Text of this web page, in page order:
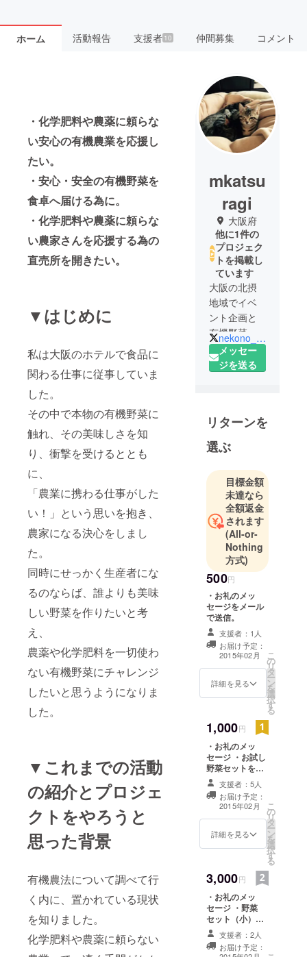
ホーム 活動報告 支援者 10 仲間募集 コメント
・化学肥料や農薬に頼らな
い安心の有機農業を応援し
たい。
・安心・安全の有機野菜を
食卓へ届ける為に。
・化学肥料や農薬に頼らな
い農家さんを応援する為の
直売所を開きたい。
▼はじめに
私は大阪のホテルで食品に
関わる仕事に従事していま
した。
その中で本物の有機野菜に
触れ、その美味しさを知
り、衝撃を受けるととも
に、
「農業に携わる仕事がした
い！」という思いを抱き、
農家になる決心をしまし
た。
同時にせっかく生産者にな
るのならば、誰よりも美味
しい野菜を作りたいと考
え、
農薬や化学肥料を一切使わ
ない有機野菜にチャレンジ
したいと思うようになりま
した。
▼これまでの活動
の紹介とプロジェ
クトをやろうと
思った背景
有機農法について調べて行
く内に、置かれている現状
を知りました。
化学肥料や農薬に頼らない
mkatsu
ragi
大阪府
他に1件の
プロジェク
トを掲載し
ています
大阪の北摂
地域でイベ
ント企画と
有機野菜の
流通販売を
行っていま
地域猫運動
を推進する
「ねこがい
る日常」と
いうボラン
ティア団体
を主宰して
おり、捨て
猫の保護と
譲渡活動を
行っていま
す。
nekono_kimochi1
メッセー
ジを送る
リターンを
選ぶ
目標金額
未達なら
全額返金
されます
(All-or-
Nothing
方式)
500円
・お礼のメッ
セージをメール
で送信。
支援者：1人
お届け予定：
2015年02月
詳細を見る
こ
の
リ
タ
ー
ン
を
選
択
す
る
1,000円
・お礼のメッ
セージ ・お試し
野菜セットをお
送り致します。
支援者：5人
お届け予定：
2015年02月
詳細を見る
こ
の
リ
タ
ー
ン
を
選
択
す
る
3,000円
・お礼のメッ
セージ ・野菜
セット（小）を
お送り致しま
す。支援者：2人
お届け予定：